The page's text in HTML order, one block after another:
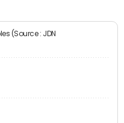
(Source : JDN